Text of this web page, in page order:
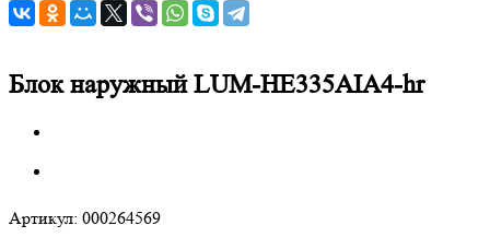
Блок наружный LUM-HE335AIA4-hr
Артикул: 000264569